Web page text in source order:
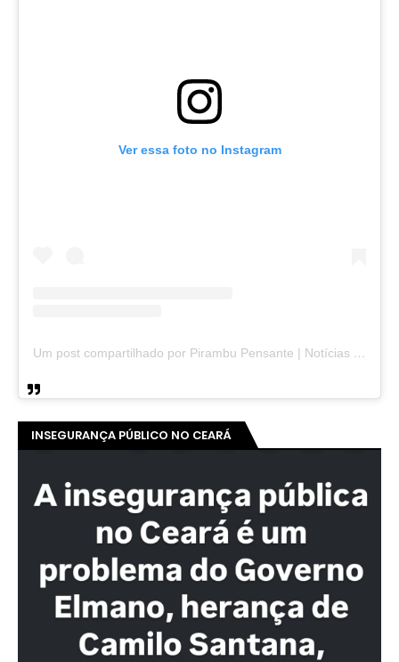
Ver essa foto no Instagram
Um post compartilhado por Pirambu Pensante | Notícias & Entretenimento (@pirambupensante)
INSEGURANÇA PÚBLICO NO CEARÁ